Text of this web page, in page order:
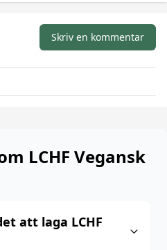
Skriv en kommentar
LCHF Vegansk
att laga LCHF